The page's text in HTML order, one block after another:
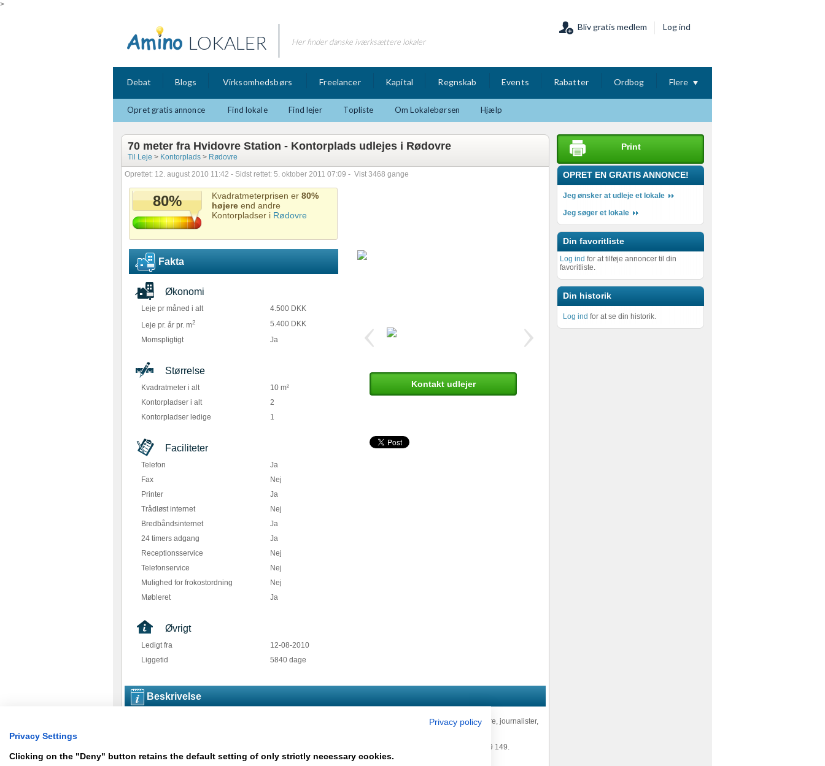
>
LOKALER Her finder danske iværksættere lokaler
Bliv gratis medlem Log ind
Debat Blogs Virksomhedsbørs Freelancer Kapital Regnskab Events Rabatter Ordbog Flere
Opret gratis annonce Find lokale Find lejer Topliste Om Lokalebørsen Hjælp
Print
OPRET EN GRATIS ANNONCE!
Jeg ønsker at udleje et lokale
Jeg søger et lokale
Din favoritliste
Log ind for at tilføje annoncer til din
favoritliste.
Din historik
Log ind for at se din historik.
70 meter fra Hvidovre Station - Kontorplads udlejes i Rødovre
Til Leje > Kontorplads > Rødovre
Oprettet: 12. august 2010 11:42 - Sidst rettet: 5. oktober 2011 07:09 - Vist 3468 gange
80% Kvadratmeterprisen er 80%
højere end andre
Kontorpladser i Rødovre
Fakta
Økonomi
Leje pr måned i alt
4.500 DKK
Leje pr. år pr. m2
5.400 DKK
Momspligtigt
Ja
Størrelse
Kvadratmeter i alt
10 m²
Kontorpladser i alt
2
Kontorpladser ledige
1
Faciliteter
Telefon
Ja
Fax
Nej
Printer
Ja
Trådløst internet
Nej
Bredbåndsinternet
Ja
24 timers adgang
Ja
Receptionsservice
Nej
Telefonservice
Nej
Mulighed for frokostordning
Nej
Møbleret
Ja
Øvrigt
Ledigt fra
12-08-2010
Liggetid
5840 dage
Kontakt udlejer
Beskrivelse
Kontorpladser i åbent og roligt miljø udlejes i nyistandsat fabriksbygning til grafikere, tekstforfattere, designere, journalister,
Har du lyst til at kigge forbi og se lokalerne – eller vil du høre nærmere, så kontakt Mette Pedersen på 26 169 149.
Privacy policy
Privacy Settings
Clicking on the "Deny" button retains the default setting of only strictly necessary cookies.